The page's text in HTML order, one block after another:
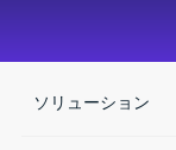
ソリューション